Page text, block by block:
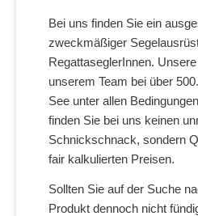
Bei uns finden Sie ein
zweckmäßiger
RegattaseglerInnen.
unserem Team bei über
See unter allen
finden Sie bei uns keinen
Schnickschnack, sondern
fair kalkulierten Preisen.
Sollten Sie auf der Suche
Produkt dennoch nicht